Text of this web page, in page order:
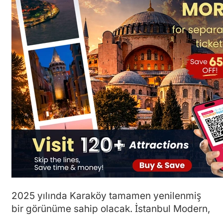
2025 yılında Karaköy tamamen yenilenmiş
bir görünüme sahip olacak. İstanbul Modern,